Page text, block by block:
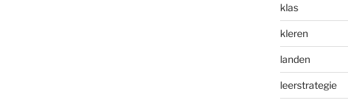
klas
kleren
landen
leerstrategie